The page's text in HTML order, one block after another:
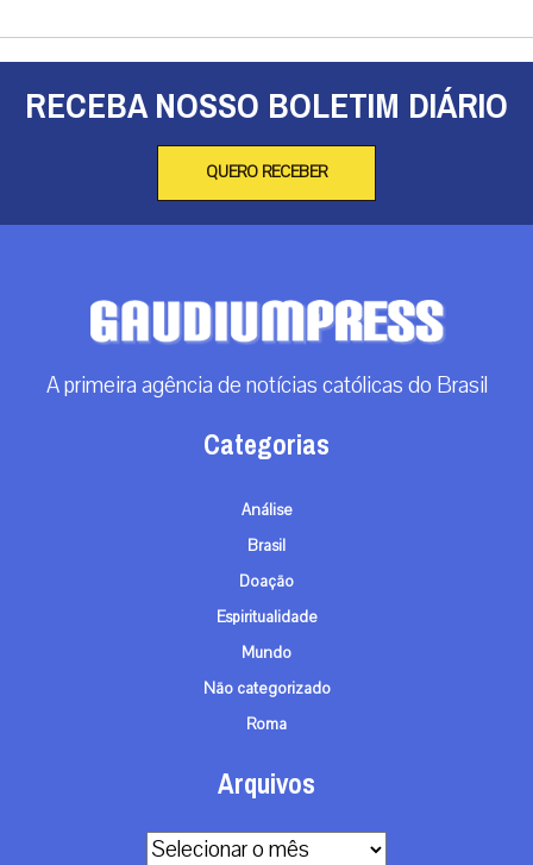
RECEBA NOSSO BOLETIM DIÁRIO
QUERO RECEBER
A primeira agência de notícias católicas do Brasil
Categorias
Análise
Brasil
Doação
Espiritualidade
Mundo
Não categorizado
Roma
Arquivos
Arquivos